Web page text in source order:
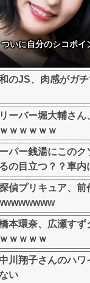
いに自分のシコポイ
和のJS、肉感がガ
ーバー堀大輔さん
ｗｗｗｗｗ
ーパー銭湯にこの
の目立つ？？車内
探偵プリキュア、
本環奈、広瀬すず
ｗｗｗｗ
中川翔子さんのハ
い